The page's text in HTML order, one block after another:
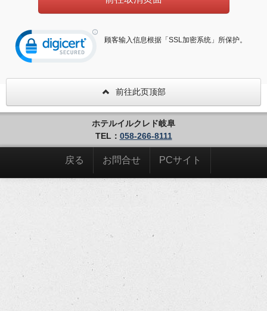
顾客输入信息根据「SSL加密系统」所保护。
前往此页顶部
ホテルイルクレド岐阜
TEL： 058-266-8111
戻る お問合せ PCサイト